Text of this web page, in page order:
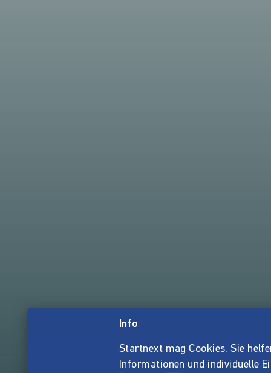
Info
Startnext mag Cookies. Sie
Informationen und individuelle